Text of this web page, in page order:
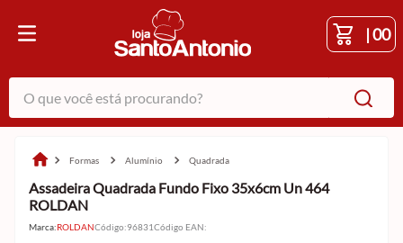
|00
O que você está procurando?
formas alumínio quadrada
Assadeira Quadrada Fundo Fixo 35x6cm Un 464
ROLDAN
Marca:ROLDANCódigo:96831Código EAN: